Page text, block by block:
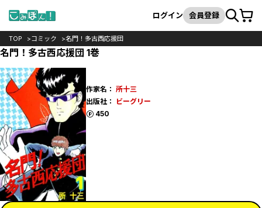
検索
ログイン 会員登録カート
TOP コミック 名門！多古西応援団
名門！多古西応援団 1巻
作家名： 所十三
出版社：
ビーグリー
450
ポイント